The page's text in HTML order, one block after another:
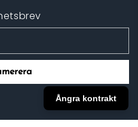
Ångra kontrakt